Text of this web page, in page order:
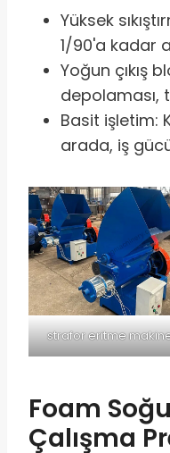
Yüksek
1/90'a kadar
Yoğun çıkış
depolaması,
Basit işletim:
arada, iş
strafor eritme
Foam
Çalışma